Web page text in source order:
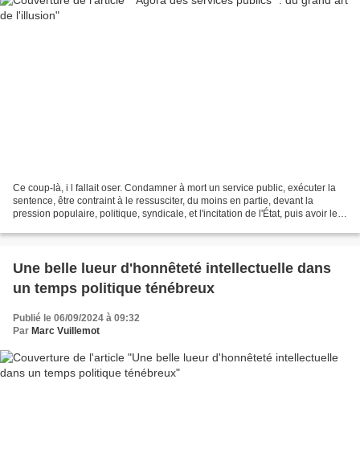
Ce coup-là, i l fallait oser. Condamner à mort un service public, exécuter la
sentence, être contraint à le ressusciter, du moins en partie, devant la
pression populaire, politique, syndicale, et l'incitation de l'État, puis avoir le
Une belle lueur d'honnêteté intellectuelle dans
un temps politique ténébreux
Publié le 06/09/2024 à 09:32
Par Marc Vuillemot